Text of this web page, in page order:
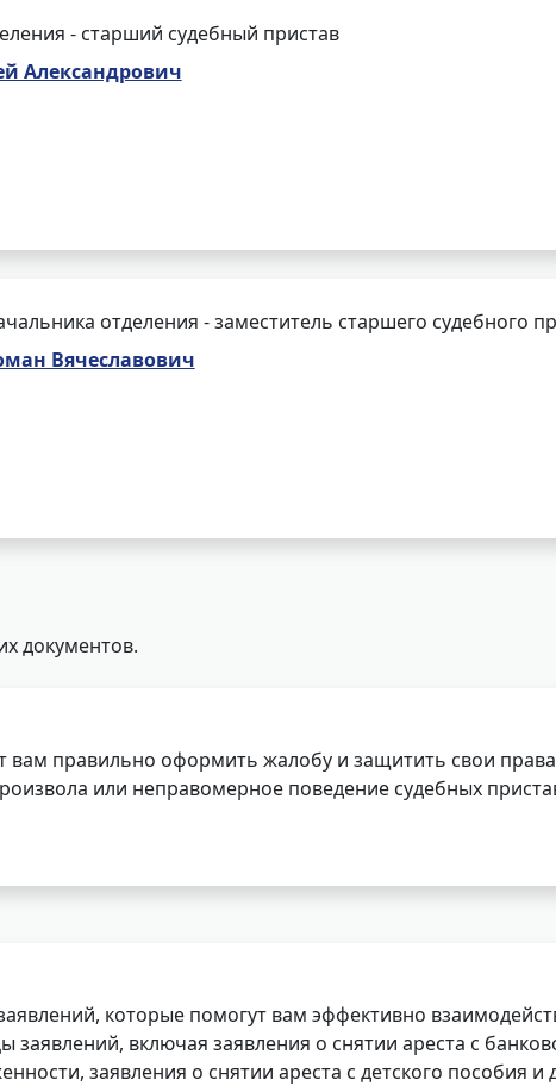
- старший судебный пристав
Александрович
отделения - заместитель старшего судебного
Вячеславович
документов.
правильно оформить жалобу и защитить свои
или неправомерное поведение судебных
которые помогут вам эффективно
включая заявления о снятии ареста с
заявления о снятии ареста с детского пособия и